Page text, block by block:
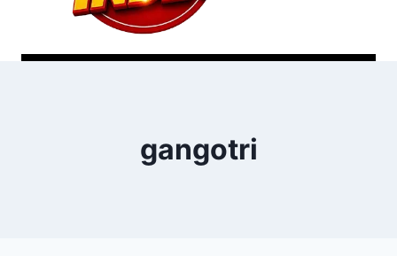
gangotri